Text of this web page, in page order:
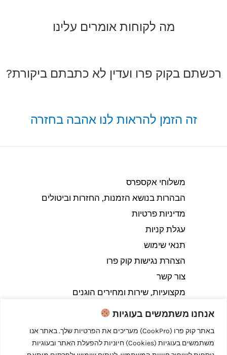
אנחנו משתמשים בעוגיות
באתר קוק פרו (CookPro) מעריכים את הפרטיות שלך. באתר אנו
משתמשים בעוגיות (Cookies) חיוניות להפעלת האתר ובעוגיות
מה לקוחות אומרים עלינו
רכשתם בקוק פרו ועדין לא כתבתם ביקורת?
זה הזמן להראות לנו אהבה בחזרה
משלוחי אקספרס
הבהרות בנושא הזמנות, החזרות וביטולים​
מדיניות פרטיות
עגלת קניות
תנאי שימוש
הצהרת נגישות קוק פרו
צור קשר
מקצועיות, שירות ומחירים הוגנים
Copyright © 2026 קוק פרו - לבשל כמו מקצוענים